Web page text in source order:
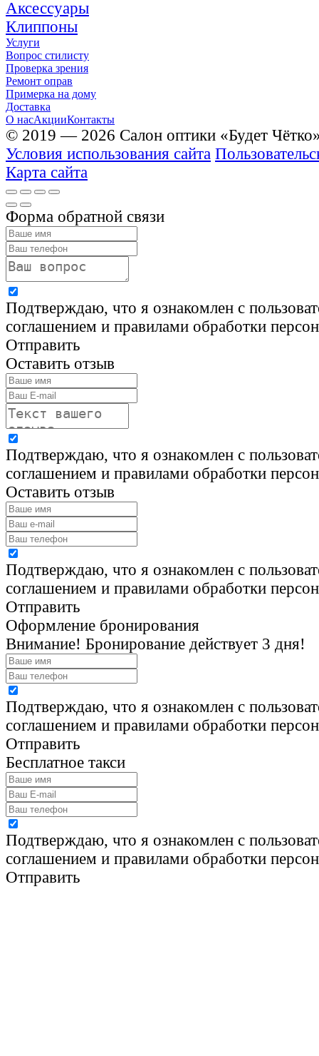
Аксессуары
Клиппоны
Услуги
Вопрос стилисту
Проверка зрения
Ремонт оправ
Примерка на дому
Доставка
О насАкцииКонтакты
© 2019 — 2026 Салон оптики «Будет
Условия использования сайта
Карта сайта
Форма обратной связи
Подтверждаю, что я ознакомлен с
соглашением и правилами обработки
Отправить
Оставить отзыв
Подтверждаю, что я ознакомлен с
соглашением и правилами обработки
Оставить отзыв
Подтверждаю, что я ознакомлен с
соглашением и правилами обработки
Отправить
Оформление бронирования
Внимание! Бронирование действует 3 дня!
Подтверждаю, что я ознакомлен с
соглашением и правилами обработки
Отправить
Бесплатное такси
Подтверждаю, что я ознакомлен с
соглашением и правилами обработки
Отправить